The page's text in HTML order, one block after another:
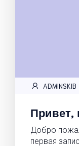
ADMINSKIB
Привет,
Добро
первая